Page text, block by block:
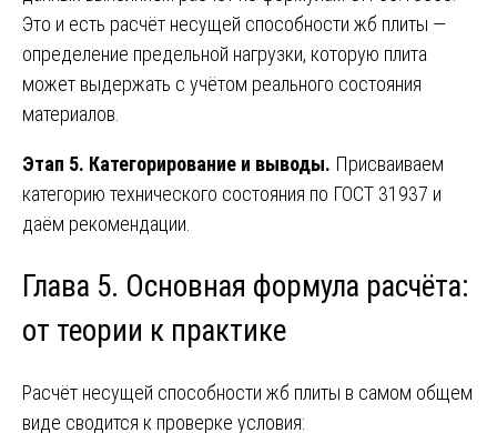
Это и есть расчёт несущей способности жб плиты —
определение предельной нагрузки, которую плита
может выдержать с учётом реального состояния
материалов.
Этап 5. Категорирование и выводы. Присваиваем
категорию технического состояния по ГОСТ 31937 и
даём рекомендации.
Глава 5. Основная формула расчёта:
от теории к практике
Расчёт несущей способности жб плиты в самом общем
виде сводится к проверке условия: